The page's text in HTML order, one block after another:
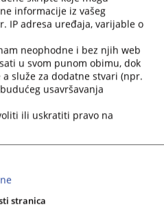
su za rad suda ili druge aktivnosti
detaljne informacije o suđenjima u
informacije koje su vezane za
osim onih koje su na
“više” prebaciti će vas arhivu
se web stranicama sa svim
za rad suda.
informacije iz vašeg
IP adresa uređaja, varijable o
neophodne i bez njih web
u svom punom obimu, dok
služe za dodatne stvari (npr.
usavršavanja
ili uskratiti pravo na
stranica